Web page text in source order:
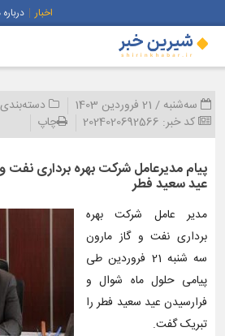
اخبار
سه‌شنبه / 21 فروردین 1403
کد خبر: 2024020692566 چاپ
پیام مدیرعامل شركت بهره برداری نفت
عید سعید فطر
مدیر عامل شرکت بهره
برداری نفت و گاز مارون
سه شنبه 21 فروردین طی
پیامی حلول ماه شوال و
فرارسیدن عید سعید فطر را
تبریک گفت.